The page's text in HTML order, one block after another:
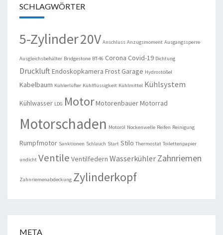
SCHLAGWÖRTER
5-Zylinder20V Anschluss Anzugsmoment Ausgangssperre
Ausgleichsbehälter Bridgestone BT-46 Corona Covid-19 Dichtung
Druckluft Endoskopkamera Frost Garage Hydrostößel
Kabelbaum Kühlerlüfter Kühlflüssigkeit Kühlmittel Kühlsystem
Kühlwasser LDG MotorMotorenbauerMotorrad
Motorschaden Motoröl Nockenwelle Reifen Reinigung
Rumpfmotor Sanktionen Schlauch Start Stilo Thermostat Toilettenpapier
undicht Ventile Ventilfedern Wasserkühler Zahnriemen
Zahnriemenabdeckung Zylinderkopf
META